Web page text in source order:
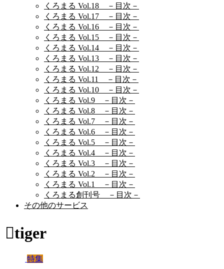
くろまる Vol.18 －目次－
くろまる Vol.17 －目次－
くろまる Vol.16 －目次－
くろまる Vol.15 －目次－
くろまる Vol.14 －目次－
くろまる Vol.13 －目次－
くろまる Vol.12 －目次－
くろまる Vol.11 －目次－
くろまる Vol.10 －目次－
くろまる Vol.9 －目次－
くろまる Vol.8 －目次－
くろまる Vol.7 －目次－
くろまる Vol.6 －目次－
くろまる Vol.5 －目次－
くろまる Vol.4 －目次－
くろまる Vol.3 －目次－
くろまる Vol.2 －目次－
くろまる Vol.1 －目次－
くろまる創刊号 －目次－
その他のサービス
tiger
特集